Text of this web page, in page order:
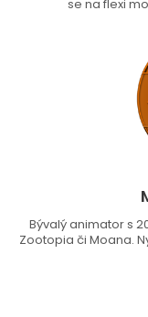
se na flexi
Bývalý animator s
Zootopia či Moana.